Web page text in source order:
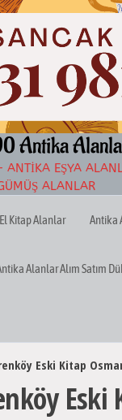
Antika
ANTIKA EŞYA
ALANLAR
Kitap Alanlar Antika
Alanlar Alım Satım
Eski Kitap